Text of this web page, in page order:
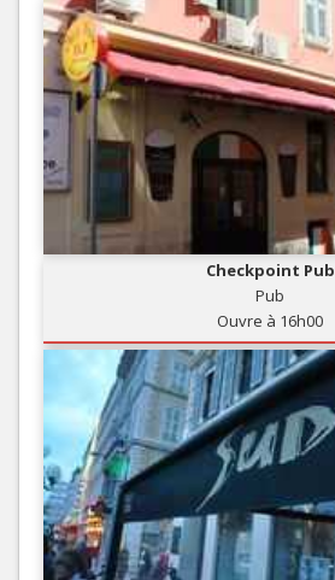
Checkpoint Pub
Pub
Ouvre à 16h00